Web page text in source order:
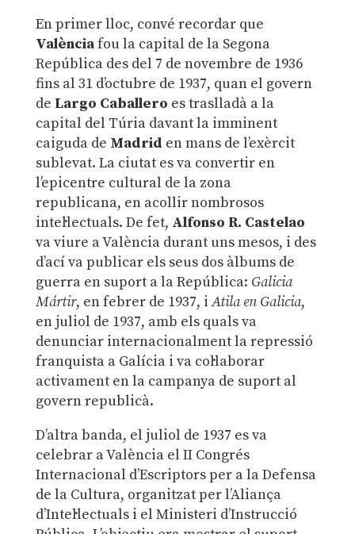
En primer lloc, convé recordar que
Valènciafou la capital de la Segona
República des del 7 de novembre de 1936
fins al 31 d’octubre de 1937, quan el govern
de Largo Caballero es traslladà a la
capital del Túria davant la imminent
caiguda de Madrid en mans de l’exèrcit
sublevat. La ciutat es va convertir en
l’epicentre cultural de la zona
republicana, en acollir nombrosos
intel·lectuals. De fet, Alfonso R. Castelao
va viure a València durant uns mesos, i des
d’ací va publicar els seus dos àlbums de
guerra en suport a la República: Galicia
Mártir, en febrer de 1937, iAtila en Galicia,
en juliol de 1937, amb els quals va
denunciar internacionalment la repressió
franquista a Galícia i va col·laborar
activament en la campanya de suport al
govern republicà.
D’altra banda, el juliol de 1937 es va
celebrar a València el II Congrés
Internacional d’Escriptors per a la Defensa
de la Cultura, organitzat per l’Aliança
d’Intel·lectuals i el Ministeri d’Instrucció